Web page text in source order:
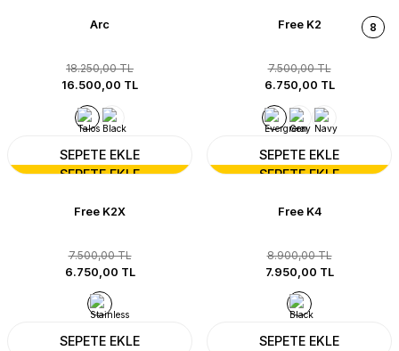
Arc
18.250,00 TL
16.500,00 TL
SEPETE EKLE
8
Free K2
7.500,00 TL
6.750,00 TL
SEPETE EKLE
Free K2X
7.500,00 TL
6.750,00 TL
SEPETE EKLE
Free K4
8.900,00 TL
7.950,00 TL
SEPETE EKLE